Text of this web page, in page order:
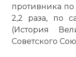
противника по
2,2 раза, по
(История
Советского
Войска